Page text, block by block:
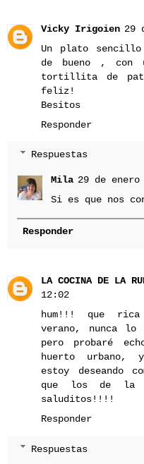
Vicky Irigoien 29
Un plato
de bueno , con
tortillita de
feliz!
Besitos
Responder
Respuestas
Mila 29 de
Si es que nos
Responder
LA COCINA DE LA
12:02
hum!!! que
verano, nunca lo
pero probaré
huerto urbano,
estoy deseando
que los de la
saluditos!!!!
Responder
Respuestas